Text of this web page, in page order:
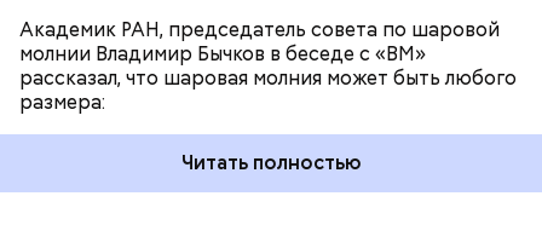
Академик РАН, председатель совета по шаровой
молнии Владимир Бычков в беседе с «ВМ»
рассказал, что шаровая молния может быть любого
размера:
Читать полностью
За свою земную жизнь он совершил множество
добрых дел во славу Божию.